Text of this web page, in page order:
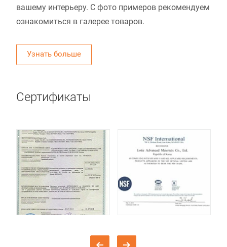
вашему интерьеру. С фото примеров рекомендуем
ознакомиться в галерее товаров.
Узнать больше
Сертификаты